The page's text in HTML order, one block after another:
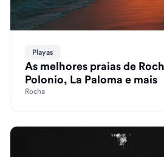
Playas
As melhores praias de
Polonio, La Paloma e mais
Rocha